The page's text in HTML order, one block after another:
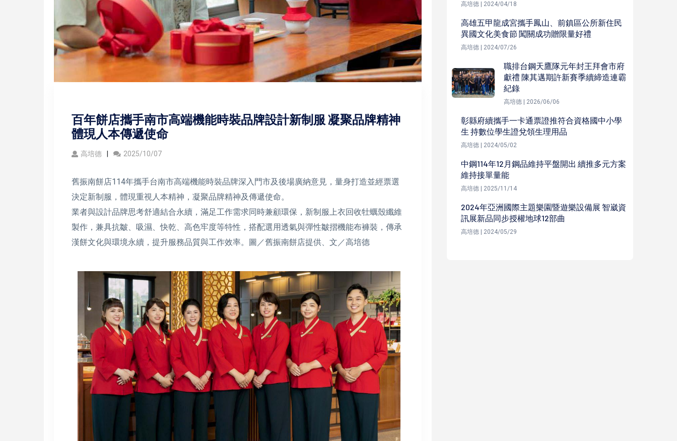
百年餅店攜手南市高端機能時裝品牌設計新制服 凝聚品牌精神
體現人本傳遞使命
高培德 2025/10/07
舊振南餅店114年攜手台南市高端機能時裝品牌深入門市及後場廣納意見，量身打造並經票選
決定新制服，體現重視人本精神，凝聚品牌精神及傳遞使命。
業者與設計品牌思考舒適結合永續，滿足工作需求同時兼顧環保，新制服上衣回收牡蠣殼纖維
製作，兼具抗皺、吸濕、快乾、高色牢度等特性，搭配選用透氣與彈性皺摺機能布褲裝，傳承
漢餅文化與環境永續，提升服務品質與工作效率。圖／舊振南餅店提供、文／高培德
高培德 | 2024/04/18
高雄五甲龍成宮攜手鳳山、前鎮區公所新住民
異國文化美食節 闖關成功贈限量好禮
高培德 | 2024/07/26
職排台鋼天鷹隊元年封王拜會市府
獻禮 陳其邁期許新賽季續締造連霸
紀錄
高培德 | 2026/06/06
彰縣府續攜手一卡通票證推符合資格國中小學
生 持數位學生證兌領生理用品
高培德 | 2024/05/02
中鋼114年12月鋼品維持平盤開出 續推多元方案
維持接單量能
高培德 | 2025/11/14
2024年亞洲國際主題樂園暨遊樂設備展 智崴資
訊展新品同步授權地球12部曲
高培德 | 2024/05/29